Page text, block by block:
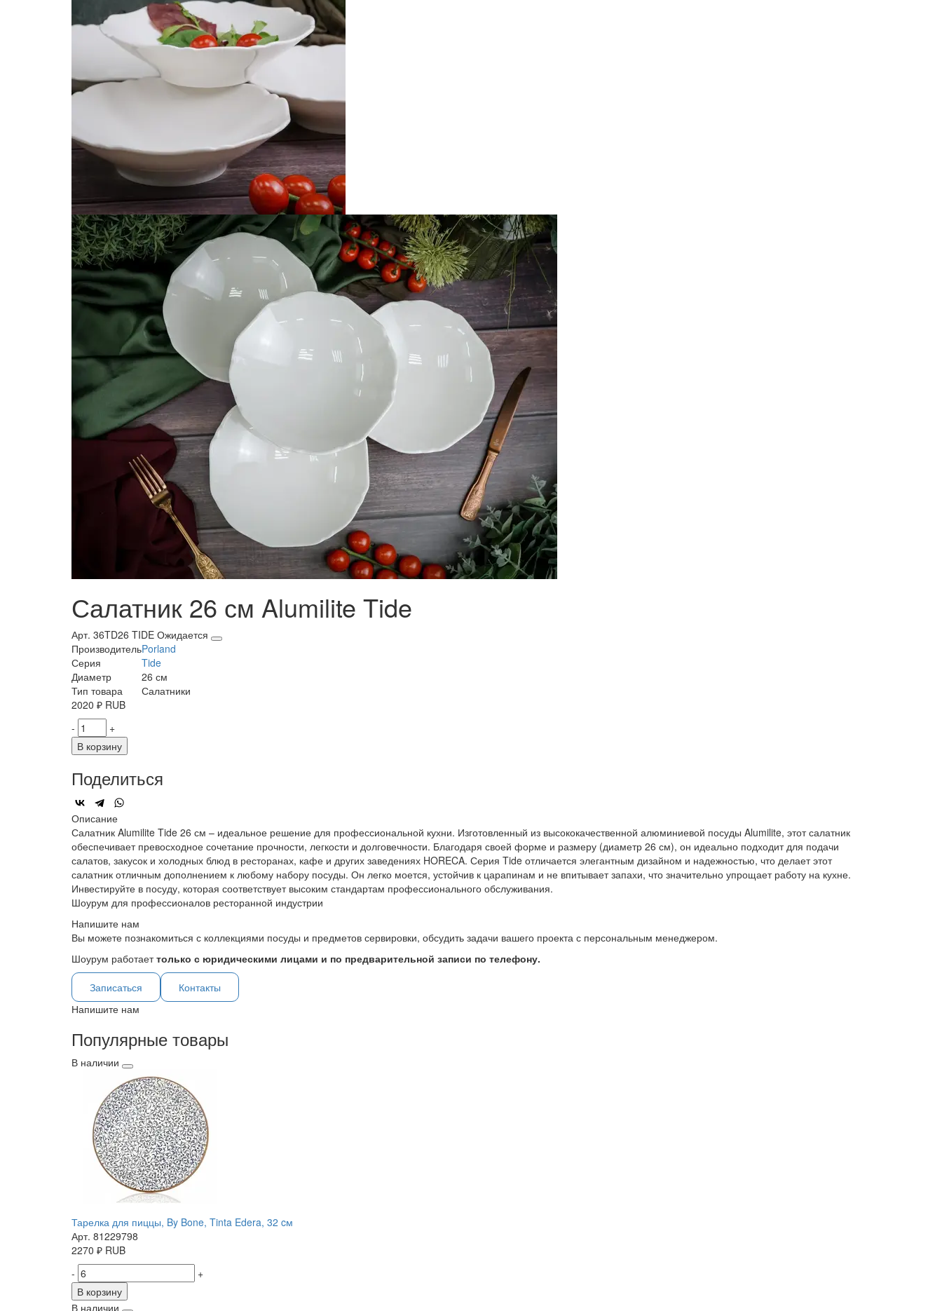
Салатник 26 см Alumilite Tide
Арт. 36TD26 TIDE Ожидается
ПроизводительPorland
Серия
Tide
Диаметр
26 см
Тип товара
Салатники
2020 ₽ RUB
-
+
В корзину
Поделиться
Описание
Салатник Alumilite Tide 26 см – идеальное решение для профессиональной кухни. Изготовленный из высококачественной алюминиевой посуды Alumilite, этот салатник
обеспечивает превосходное сочетание прочности, легкости и долговечности. Благодаря своей форме и размеру (диаметр 26 см), он идеально подходит для подачи
салатов, закусок и холодных блюд в ресторанах, кафе и других заведениях HORECA. Серия Tide отличается элегантным дизайном и надежностью, что делает этот
салатник отличным дополнением к любому набору посуды. Он легко моется, устойчив к царапинам и не впитывает запахи, что значительно упрощает работу на кухне.
Инвестируйте в посуду, которая соответствует высоким стандартам профессионального обслуживания.
Шоурум для профессионалов ресторанной индустрии
Напишите нам
Вы можете познакомиться с коллекциями посуды и предметов сервировки, обсудить задачи вашего проекта с персональным менеджером.
Шоурум работаеттолько с юридическими лицами и по предварительной записи по телефону.
Записаться
Контакты
Напишите нам
Популярные товары
В наличии
Тарелка для пиццы, By Bone, Tinta Edera, 32 cм
Арт. 81229798
2270 ₽ RUB
-
+
В корзину
В наличии